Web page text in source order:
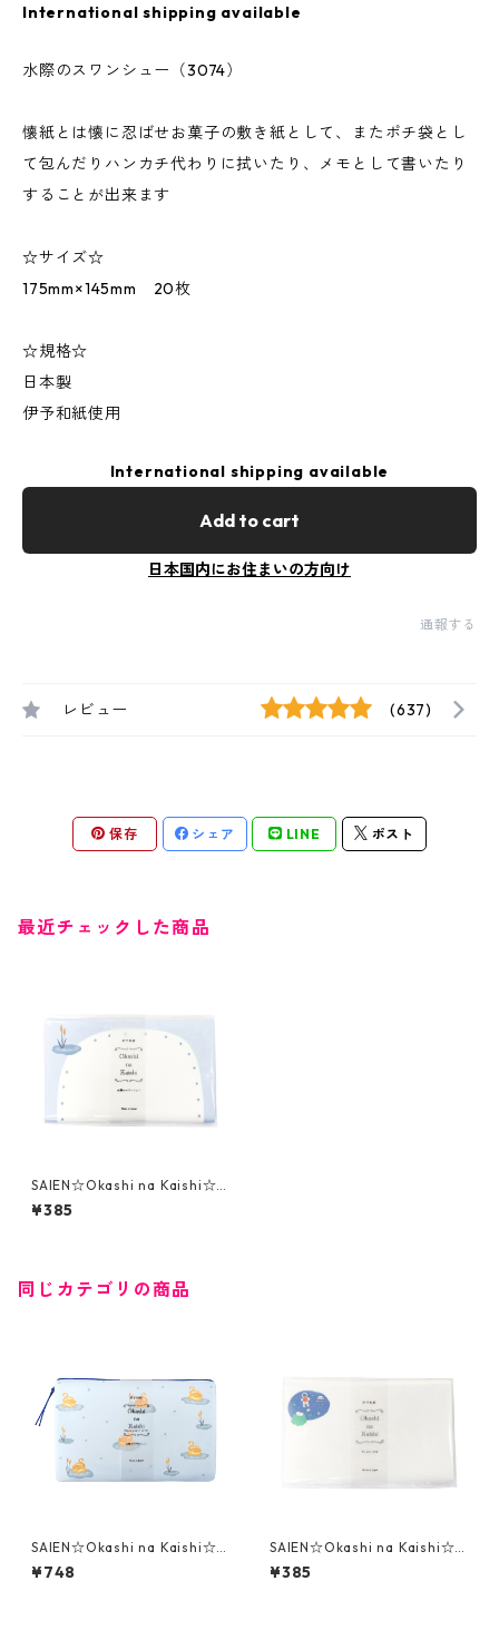
International shipping available
水際のスワンシュー（3074）
懐紙とは懐に忍ばせお菓子の敷き紙として、またポチ袋とし
て包んだりハンカチ代わりに拭いたり、メモとして書いたり
することが出来ます
☆サイズ☆
175mm×145mm 20枚
☆規格☆
日本製
伊予和紙使用
International shipping available
Add to cart
日本国内にお住まいの方向け
通報する
レビュー (637)
保存 シェア LINE ポスト
最近チェックした商品
SAIEN☆Okashi na Kaishi☆
懐紙☆水際のスワンシュー（3
074）
¥385
同じカテゴリの商品
SAIEN☆Okashi na Kaishi☆
懐紙☆水際のスワンシュー（3
533）ストーンペーパー製ケー
¥748
SAIEN☆Okashi na Kaishi☆
懐紙☆Planet Jelly（3076）
¥385